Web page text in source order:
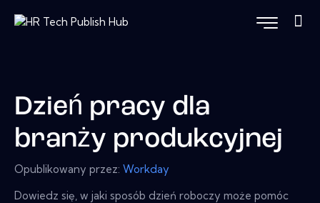
Dzień pracy dla
branży produkcyjnej
Opublikowany przez: Workday
Dowiedz się, w jaki sposób dzień roboczy może pomóc